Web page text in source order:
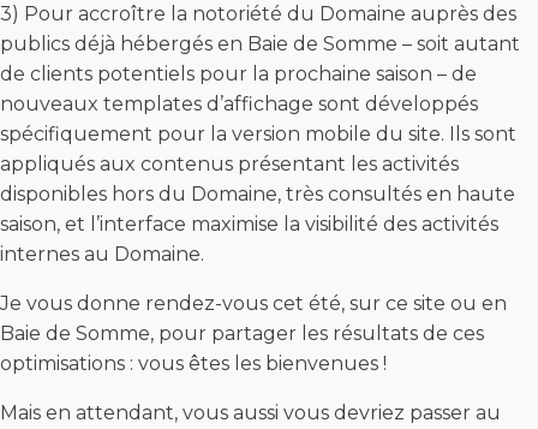
3) Pour accroître la notoriété du Domaine auprès des
publics déjà hébergés en Baie de Somme – soit autant
de clients potentiels pour la prochaine saison – de
nouveaux templates d’affichage sont développés
spécifiquement pour la version mobile du site. Ils sont
appliqués aux contenus présentant les activités
disponibles hors du Domaine, très consultés en haute
saison, et l’interface maximise la visibilité des activités
internes au Domaine.
Je vous donne rendez-vous cet été, sur ce site ou en
Baie de Somme, pour partager les résultats de ces
optimisations : vous êtes les bienvenues !
Mais en attendant, vous aussi vous devriez passer au